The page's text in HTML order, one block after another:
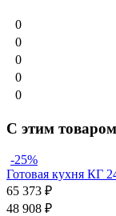
0
0
0
0
0
С этим
-25%
Готовая кухня КГ
65 373 ₽
48 908 ₽